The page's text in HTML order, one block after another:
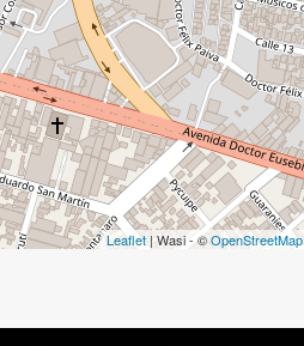
Leaflet | Wasi - ©OpenStreetMap